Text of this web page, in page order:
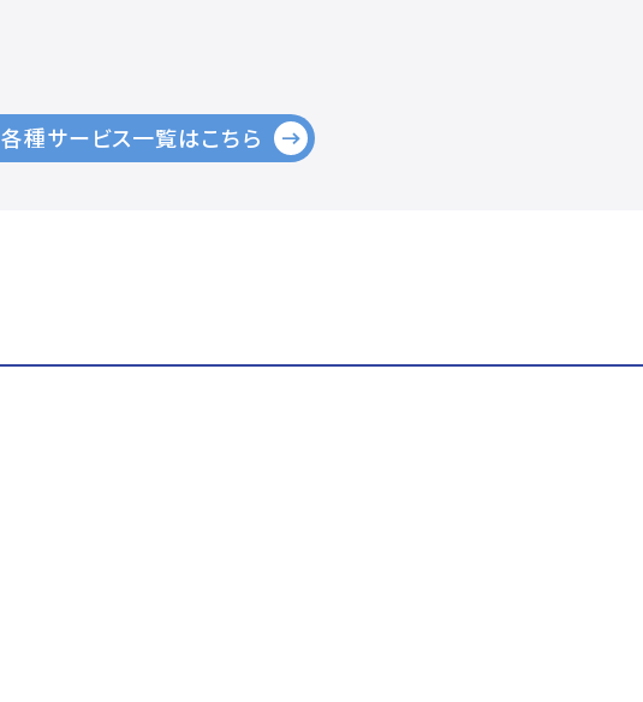
各種サービス一覧はこちら